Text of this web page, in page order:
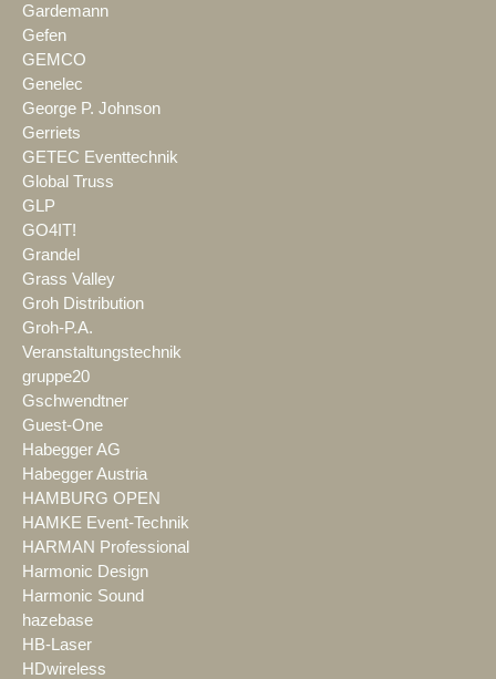
Gardemann
Gefen
GEMCO
Genelec
George P. Johnson
Gerriets
GETEC Eventtechnik
Global Truss
GLP
GO4IT!
Grandel
Grass Valley
Groh Distribution
Groh-P.A.
Veranstaltungstechnik
gruppe20
Gschwendtner
Guest-One
Habegger AG
Habegger Austria
HAMBURG OPEN
HAMKE Event-Technik
HARMAN Professional
Harmonic Design
Harmonic Sound
hazebase
HB-Laser
HDwireless